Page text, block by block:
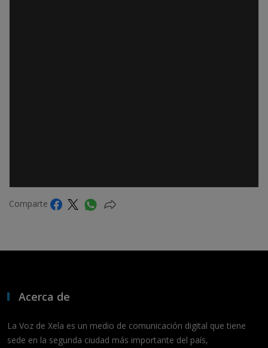
Comparte
Acerca de
La Voz de Xela es un medio de comunicación digital que tiene
sede en la segunda ciudad más importante del país,